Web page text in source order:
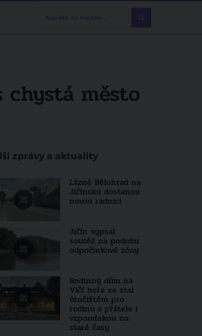
město
zprávy a aktuality
Lázně Bělohrad na
Jičínsku dostanou
novou radnici
Jičín vypsal
soutěž na podobu
odpočinkové zóny
Rodinný dům na
Vlčí hoře se stal
útočištěm pro
rodinu a přátele i
vzpomínkou na
staré časy